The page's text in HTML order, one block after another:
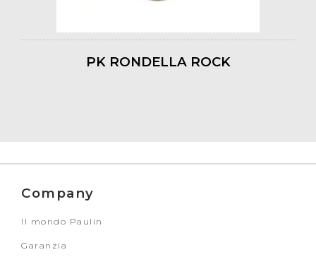
PK RONDELLA ROCK
Company
Il mondo Paulin
Garanzia